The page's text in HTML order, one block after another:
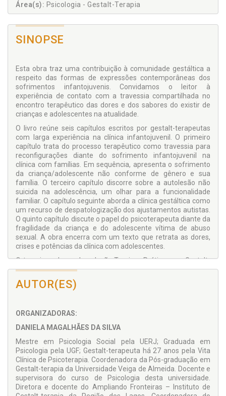
Área(s): Psicologia - Gestalt-Terapia
SINOPSE
Esta obra traz uma contribuição à comunidade gestáltica a
respeito das formas de expressões contemporâneas dos
sofrimentos infantojuvenis. Convidamos o leitor à
experiência de contato com a travessia compartilhada no
encontro terapêutico das dores e dos sabores do existir de
crianças e adolescentes na atualidade.
O livro reúne seis capítulos escritos por gestalt-terapeutas
com larga experiência na clínica infantojuvenil. O primeiro
capítulo trata do processo terapêutico como travessia para
reconfigurações diante do sofrimento infantojuvenil na
clínica com famílias. Em sequência, apresenta o sofrimento
da criança/adolescente não conforme de gênero e sua
família. O terceiro capítulo discorre sobre a autolesão não
suicida na adolescência, um olhar para a funcionalidade
familiar. O capítulo seguinte aborda a clínica gestáltica como
um recurso de despatologização dos ajustamentos autistas.
O quinto capítulo discute o papel do psicoterapeuta diante da
fragilidade da criança e do adolescente vítima de abuso
sexual. A obra encerra com um texto que retrata as dores,
crises e potências da clínica com adolescentes.
O terceiro volume da coleção Teoria e Práticas em Gestalt-
Terapia é um convite sensível para mergulharmos nas dores
do existir de crianças e adolescentes, mas não só isso. É um
recurso para auxiliar na prática clínica gestáltica
AUTOR(ES)
ORGANIZADORAS:
DANIELA MAGALHÃES DA SILVA
Mestre em Psicologia Social pela UERJ; Graduada em
Psicologia pela UGF; Gestalt-terapeuta há 27 anos pela Vita
Clínica de Psicoterapia. Coordenadora da Pós-graduação em
Gestalt-terapia da Universidade Veiga de Almeida. Docente e
supervisora do curso de Psicologia desta universidade.
Diretora e docente do Ampliando Fronteiras – Instituto de